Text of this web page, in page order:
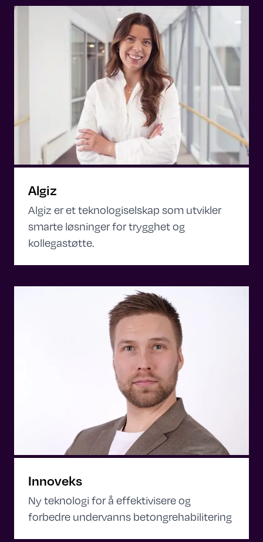
Algiz
Algiz er et teknologiselskap som utvikler
smarte løsninger for trygghet og
kollegastøtte.
Innoveks
Ny teknologi for å effektivisere og
forbedre undervanns betongrehabilitering